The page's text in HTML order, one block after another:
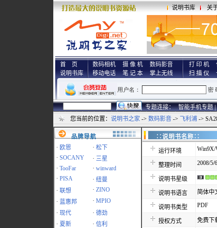
说明书库 关
首 页
说明书库
数码相机 摄 像 机
数码影音
移动电话
笔 记 本 掌上无线
打 印 机
扫 描 仪
专题连接： 智能手机专题 |
您当前的位置： 说明书之家 -> 数码影音 -> 飞利浦 ->
品牌导航
· 欧恩 · 松下
· SOCANY · 三星
· TooFar · winward
· PISA · 纽曼
· 联想 · ZINO
· 蓝惠邦 · MPIO
· 现代 · 德劲
· 夏新 · 信利
∷说明书名
运行环境 Win9X/
整理时间 2008/5/
说明书星级
说明书语言 简体中
说明书类型 PDF
授权方式 免费下